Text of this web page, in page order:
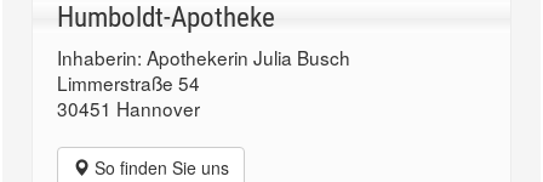
Humboldt-Apotheke
Inhaberin: Apothekerin Julia Busch
Limmerstraße 54
30451 Hannover
So finden Sie uns